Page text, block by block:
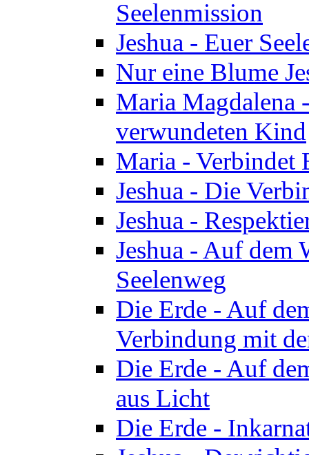
Seelenmission
Jeshua - Euer
Nur eine Blume
Maria Magdalena
verwundeten Kind
Maria - Verbindet
Jeshua - Die
Jeshua -
Jeshua - Auf dem
Seelenweg
Die Erde - Auf
Verbindung mit
Die Erde - Auf
aus Licht
Die Erde -